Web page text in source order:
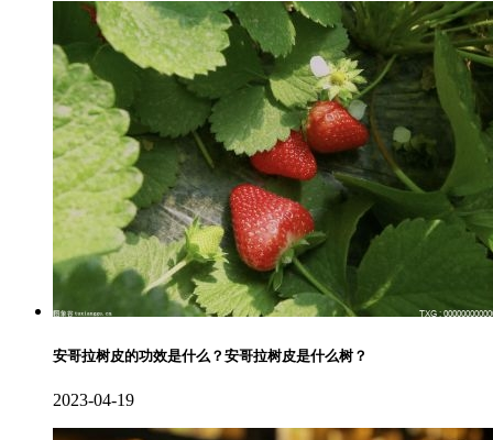
安哥拉树皮的功效是什么？安哥拉树皮是什么树？
2023-04-19